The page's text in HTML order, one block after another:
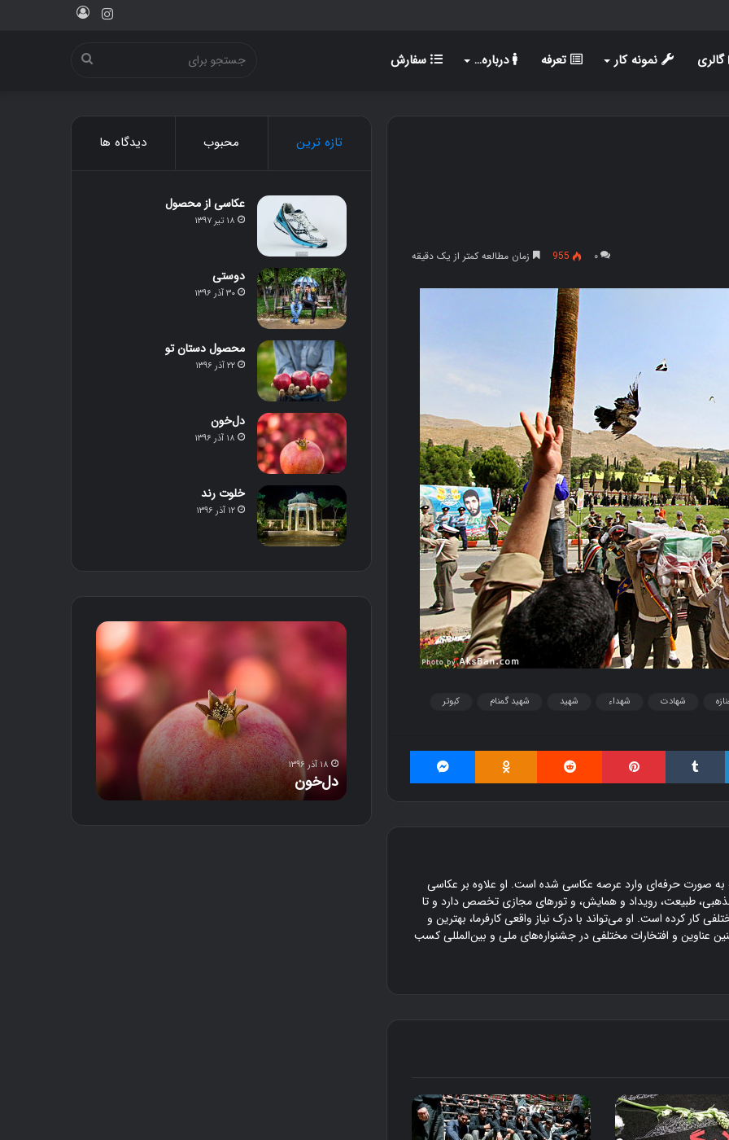
اینستاگرام
گالری نمونه کار تعرفه درباره… سفارش
برای
۰ 955 زمان مطالعه کمتر از یک دقیقه
شهادت شهداء شهید شهید گمنام کبوتر
لینکداین تامبلر پینتریست Reddit
Odnoklassniki
۱۲ سال است که به صورت حرفه‌ای وارد عرصه عکاسی شده است. او علاوه بر عکاسی
طبیعت، رویداد و همایش، و تورهای مجازی تخصص دارد و تا
کار کرده است. او می‌تواند با درک نیاز واقعی کارفرما، بهترین و
عناوین و افتخارات مختلفی در جشنواره‌های ملی و بین‌المللی کسب
تازه ترین محبوب دیدگاه ها
عکاسی از محصول
۱۸ تیر ۱۳۹۷
دوستی
۳۰ آذر ۱۳۹۶
محصول دستان تو
۲۲ آذر ۱۳۹۶
دل‌خون
۱۸ آذر ۱۳۹۶
خلوت رند
۱۲ آذر ۱۳۹۶
م
ح
ص
ت
ن
۲۲ آذر ۱۳۹۶
محصول دستان تو
د
خ
ن
۱۸ آذر ۱۳۹۶
دل‌خون